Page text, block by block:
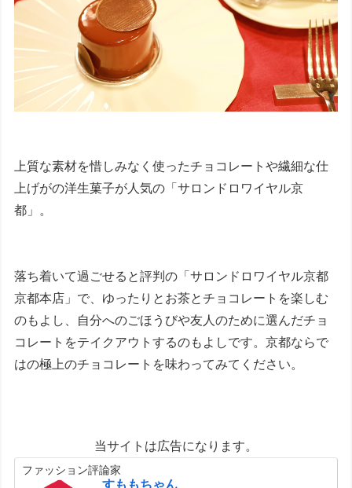
上質な素材を惜しみなく使ったチョコレートや繊細な仕
上げがの洋生菓子が人気の「サロンドロワイヤル京
都」。
落ち着いて過ごせると評判の「サロンドロワイヤル京都
京都本店」で、ゆったりとお茶とチョコレートを楽しむ
のもよし、自分へのごほうびや友人のために選んだチョ
コレートをテイクアウトするのもよしです。京都ならで
はの極上のチョコレートを味わってみてください。
当サイトは広告になります。
ファッション評論家
すももちゃん